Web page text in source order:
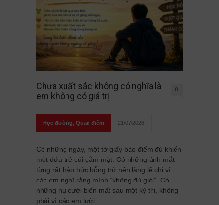
Chưa xuất sắc không có nghĩa là
em không có giá trị
0
Học đường, Quan điểm 21/07/2026
Có những ngày, một tờ giấy báo điểm đủ khiến
một đứa trẻ cúi gằm mặt. Có những ánh mắt
từng rất háo hức bỗng trở nên lặng lẽ chỉ vì
các em nghĩ rằng mình “không đủ giỏi”. Có
những nụ cười biến mất sau một kỳ thi, không
phải vì các em lười